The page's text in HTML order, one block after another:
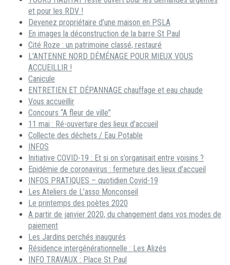
et pour les RDV !
Devenez propriétaire d’une maison en PSLA
En images la déconstruction de la barre St Paul
Cité Roze : un patrimoine classé, restauré
L’ANTENNE NORD DÉMÉNAGE POUR MIEUX VOUS
ACCUEILLIR !
Canicule
ENTRETIEN ET DÉPANNAGE chauffage et eau chaude
Vous accueillir
Concours “A fleur de ville”
11 mai : Ré-ouverture des lieux d’accueil
Collecte des déchets / Eau Potable
INFOS
Initiative COVID-19 : Et si on s’organisait entre voisins ?
Epidémie de coronavirus : fermeture des lieux d’accueil
INFOS PRATIQUES – quotidien Covid-19
Les Ateliers de L’asso Monconseil
Le printemps des poètes 2020
A partir de janvier 2020, du changement dans vos modes de
paiement
Les Jardins perchés inaugurés
Résidence intergénérationnelle : Les Alizés
INFO TRAVAUX : Place St Paul